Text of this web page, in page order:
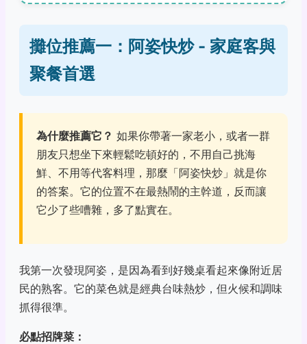
攤位推薦一：阿姿快炒 - 家庭客與
聚餐首選
為什麼推薦它？ 如果你帶著一家老小，或者一群
朋友只想坐下來輕鬆吃頓好的，不用自己挑海
鮮、不用等代客料理，那麼「阿姿快炒」就是你
的答案。它的位置不在最熱鬧的主幹道，反而讓
它少了些嘈雜，多了點實在。
我第一次發現阿姿，是因為看到好幾桌看起來像附近居
民的熟客。它的菜色就是經典台味熱炒，但火候和調味
抓得很準。
必點招牌菜：